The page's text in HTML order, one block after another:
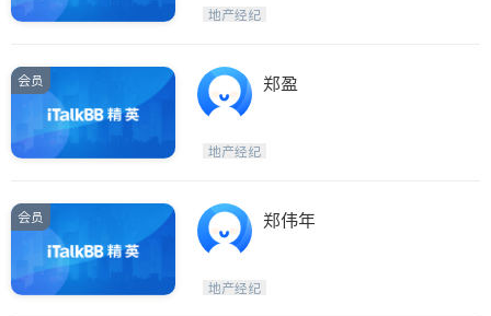
地产经纪
会员 郑盈
地产经纪
会员 郑伟年
地产经纪